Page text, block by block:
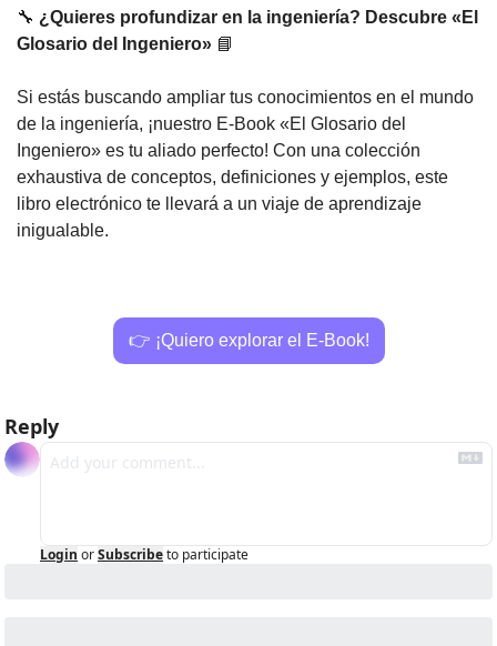
🔧 ¿Quieres profundizar en la ingeniería? Descubre «El
Glosario del Ingeniero» 📘
Si estás buscando ampliar tus conocimientos en el mundo
de la ingeniería, ¡nuestro E-Book «El Glosario del
Ingeniero» es tu aliado perfecto! Con una colección
exhaustiva de conceptos, definiciones y ejemplos, este
libro electrónico te llevará a un viaje de aprendizaje
inigualable.
👉 ¡Quiero explorar el E-Book!
Reply
Login orSubscribeto participate